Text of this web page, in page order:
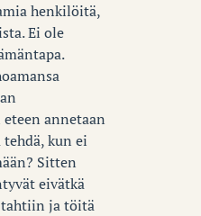
henkilöitä,
Ei ole
annetaan
kun ei
Sitten
eivätkä
tahtiin ja töitä